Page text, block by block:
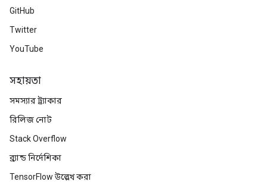
GitHub
Twitter
YouTube
সহায়তা
সমস্যার ট্র্যাকার
রিলিজ নোট
Stack Overflow
ব্র্যান্ড নির্দেশিকা
TensorFlow উল্লেখ করা